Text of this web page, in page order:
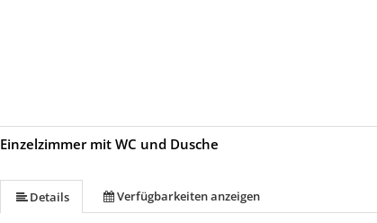
Einzelzimmer mit WC und Dusche
Details Verfügbarkeiten anzeigen